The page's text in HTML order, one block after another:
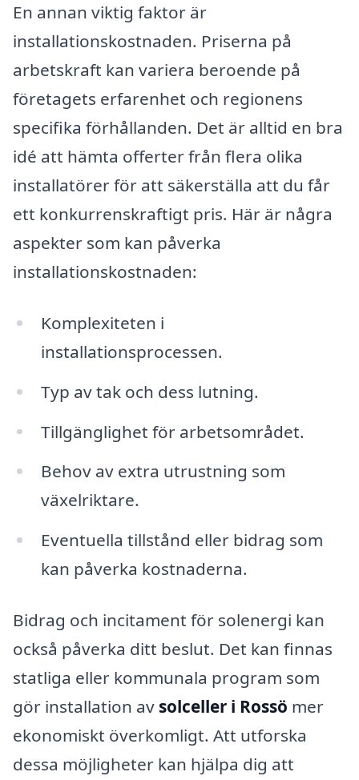
En annan viktig faktor är
installationskostnaden. Priserna på
arbetskraft kan variera beroende på
företagets erfarenhet och regionens
specifika förhållanden. Det är alltid en bra
idé att hämta offerter från flera olika
installatörer för att säkerställa att du får
ett konkurrenskraftigt pris. Här är några
aspekter som kan påverka
installationskostnaden:
Komplexiteten i
installationsprocessen.
Typ av tak och dess lutning.
Tillgänglighet för arbetsområdet.
Behov av extra utrustning som
växelriktare.
Eventuella tillstånd eller bidrag som
kan påverka kostnaderna.
Bidrag och incitament för solenergi kan
också påverka ditt beslut. Det kan finnas
statliga eller kommunala program som
gör installation av solceller i Rossö mer
ekonomiskt överkomligt. Att utforska
dessa möjligheter kan hjälpa dig att